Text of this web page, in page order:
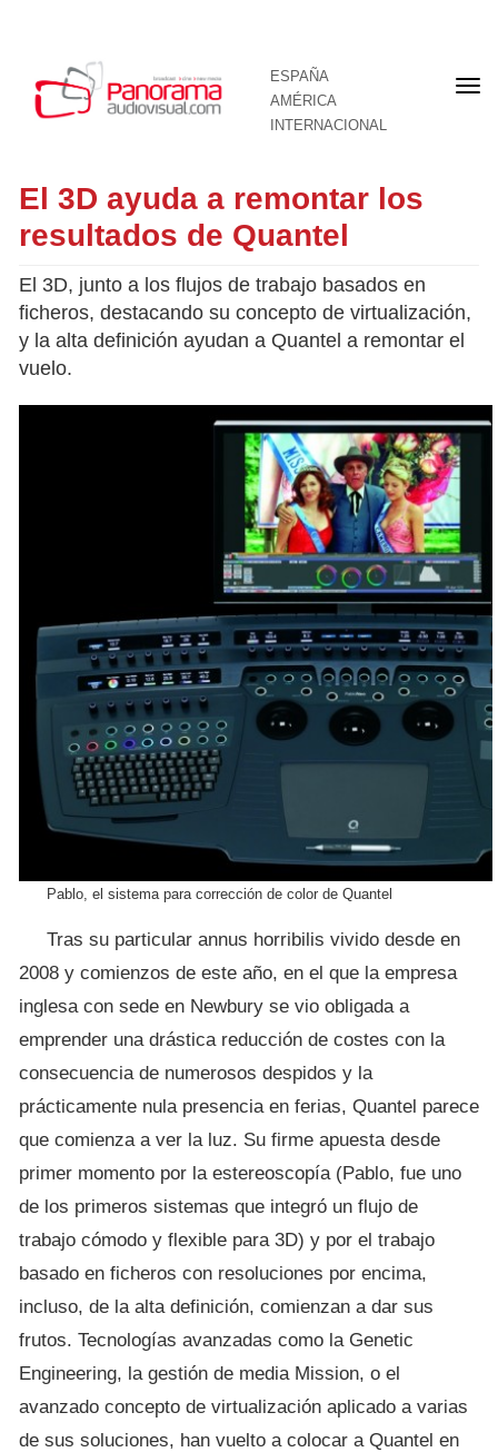
ESPAÑA
AMÉRICA
INTERNACIONAL
El 3D ayuda a remontar los
resultados de Quantel
El 3D, junto a los flujos de trabajo basados en
ficheros, destacando su concepto de virtualización,
y la alta definición ayudan a Quantel a remontar el
vuelo.
Pablo, el sistema para corrección de color de Quantel
Tras su particular annus horribilis vivido desde en
2008 y comienzos de este año, en el que la empresa
inglesa con sede en Newbury se vio obligada a
emprender una drástica reducción de costes con la
consecuencia de numerosos despidos y la
prácticamente nula presencia en ferias, Quantel parece
que comienza a ver la luz. Su firme apuesta desde
primer momento por la estereoscopía (Pablo, fue uno
de los primeros sistemas que integró un flujo de
trabajo cómodo y flexible para 3D) y por el trabajo
basado en ficheros con resoluciones por encima,
incluso, de la alta definición, comienzan a dar sus
frutos. Tecnologías avanzadas como la Genetic
Engineering, la gestión de media Mission, o el
avanzado concepto de virtualización aplicado a varias
de sus soluciones, han vuelto a colocar a Quantel en